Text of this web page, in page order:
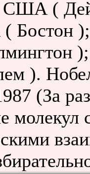
США (
Бостон );
);
).
(За
молекул